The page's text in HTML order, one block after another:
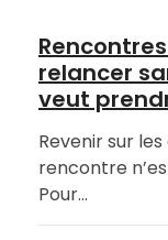
relancer
veut
Revenir sur
rencontre
Pour…